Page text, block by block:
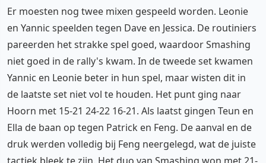
Er moesten nog twee mixen gespeeld worden. Leonie
en Yannic speelden tegen Dave en Jessica. De routiniers
pareerden het strakke spel goed, waardoor Smashing
niet goed in de rally's kwam. In de tweede set kwamen
Yannic en Leonie beter in hun spel, maar wisten dit in
de laatste set niet vol te houden. Het punt ging naar
Hoorn met 15-21 24-22 16-21. Als laatst gingen Teun en
Ella de baan op tegen Patrick en Feng. De aanval en de
druk werden volledig bij Feng neergelegd, wat de juiste